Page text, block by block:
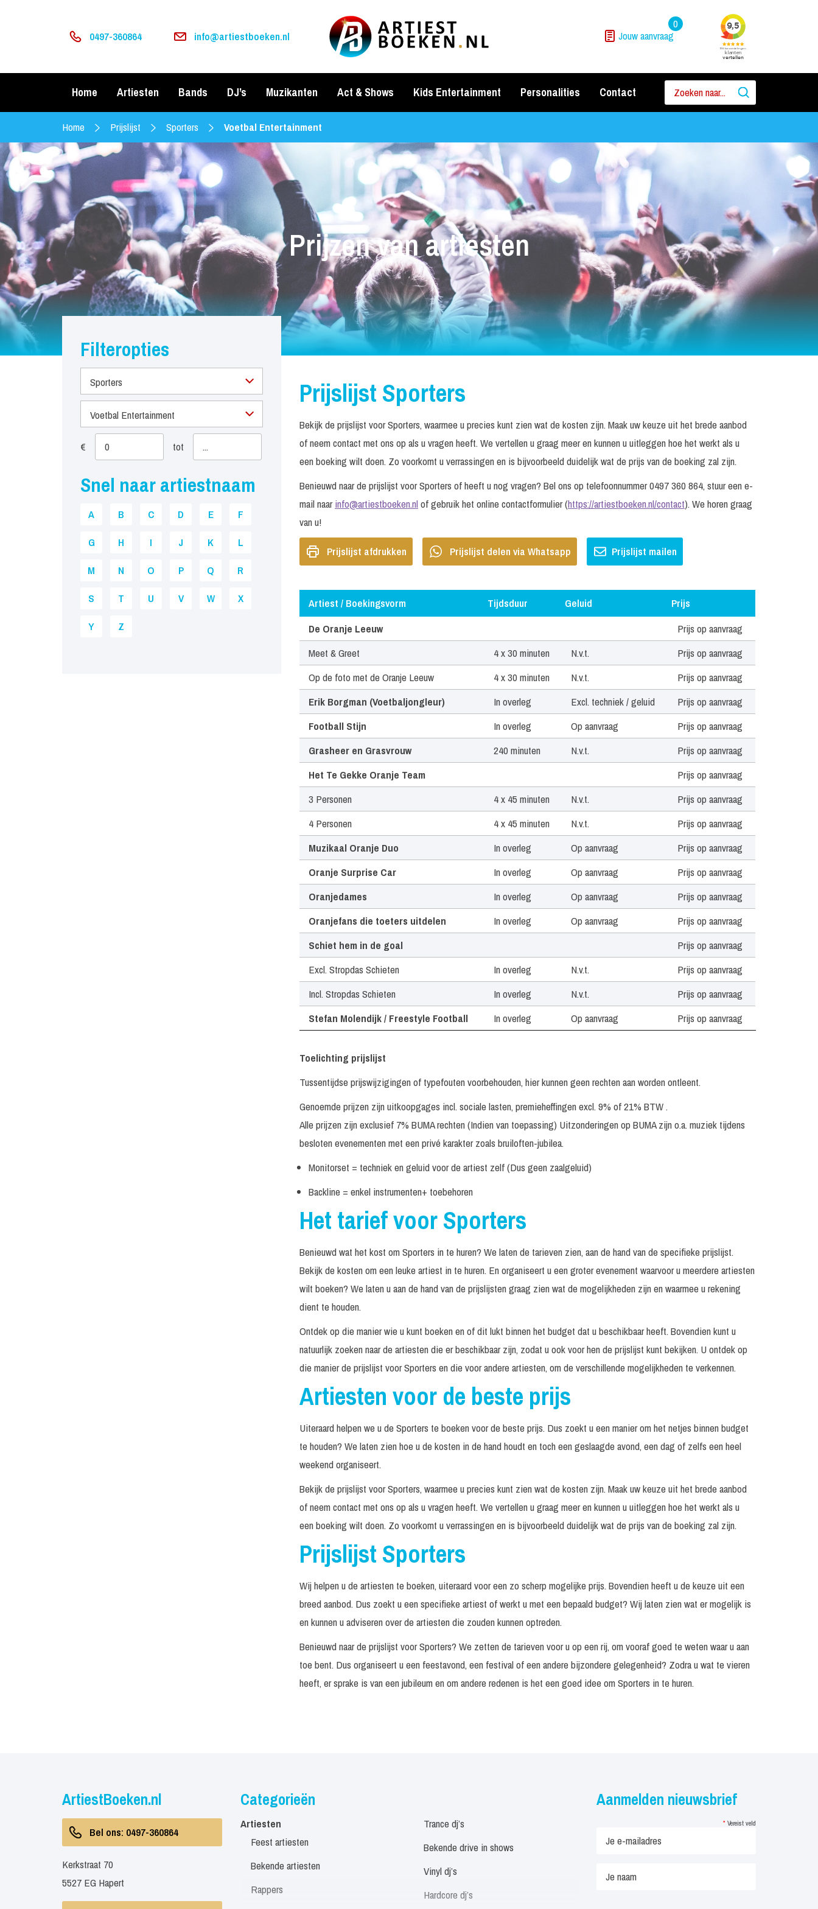
0497-360864 info@artiestboeken.nl Jouw aanvraag
0
Home Artiesten Bands DJ’s Muzikanten Act & Shows Kids Entertainment Personalities Contact
Home Prijslijst Sporters Voetbal Entertainment
Prijzen van artiesten
Filteropties
Sporters
Voetbal Entertainment
€ tot
Snel naar artiestnaam
A B C D E
F
G
H I J K
L
M
N O P Q
R
S
T U V W
X
Y
Z
Prijslijst Sporters
Bekijk de prijslijst voor Sporters, waarmee u precies kunt zien wat de kosten zijn. Maak uw keuze uit het brede aanbod
of neem contact met ons op als u vragen heeft. We vertellen u graag meer en kunnen u uitleggen hoe het werkt als u
een boeking wilt doen. Zo voorkomt u verrassingen en is bijvoorbeeld duidelijk wat de prijs van de boeking zal zijn.
Benieuwd naar de prijslijst voor Sporters of heeft u nog vragen? Bel ons op telefoonnummer 0497 360 864, stuur een e-
mail naarinfo@artiestboeken.nlof gebruik het online contactformulier (https://artiestboeken.nl/contact). We horen graag
van u!
Prijslijst afdrukken Prijslijst delen via Whatsapp Prijslijst mailen
Artiest / Boekingsvorm Tijdsduur Geluid
Prijs
Artiest / Boekingsvorm
Prijs
De Oranje Leeuw
Prijs op aanvraag
Meet & Greet
4 x 30 minuten N.v.t.
Prijs op aanvraag
Op de foto met de Oranje Leeuw
4 x 30 minuten N.v.t.
Prijs op aanvraag
Erik Borgman (Voetbaljongleur)
In overleg Excl. techniek / geluid
Prijs op aanvraag
Football Stijn
In overleg Op aanvraag
Prijs op aanvraag
Grasheer en Grasvrouw
240 minuten N.v.t.
Prijs op aanvraag
Het Te Gekke Oranje Team
Prijs op aanvraag
3 Personen
4 x 45 minuten N.v.t.
Prijs op aanvraag
4 Personen
4 x 45 minuten N.v.t.
Prijs op aanvraag
Muzikaal Oranje Duo
In overleg Op aanvraag
Prijs op aanvraag
Oranje Surprise Car
In overleg Op aanvraag
Prijs op aanvraag
Oranjedames
In overleg Op aanvraag
Prijs op aanvraag
Oranjefans die toeters uitdelen
In overleg Op aanvraag
Prijs op aanvraag
Schiet hem in de goal
Prijs op aanvraag
Excl. Stropdas Schieten
In overleg N.v.t.
Prijs op aanvraag
Incl. Stropdas Schieten
In overleg N.v.t.
Prijs op aanvraag
Stefan Molendijk / Freestyle Football
In overleg Op aanvraag
Prijs op aanvraag
TomV Freestyle Voetbal
Voetbal Attracties
In overleg Op aanvraag
Voetbal Jongleur - Marco Bonisimo
25 minuten
Voetbaljongleur
In overleg
Walking Table - Oranje
4 x 45 minuten N.v.t.
WK Voetbal Meisjes
Toelichting prijslijst
Tussentijdse prijswijzigingen of typefouten voorbehouden, hier kunnen geen rechten aan worden ontleent.
Genoemde prijzen zijn uitkoopgages incl. sociale lasten, premieheffingen excl. 9% of 21% BTW .
Alle prijzen zijn exclusief 7% BUMA rechten (Indien van toepassing) Uitzonderingen op BUMA zijn o.a. muziek tijdens
besloten evenementen met een privé karakter zoals bruiloften-jubilea.
Monitorset = techniek en geluid voor de artiest zelf (Dus geen zaalgeluid)
Backline = enkel instrumenten+ toebehoren
Het tarief voor Sporters
Benieuwd wat het kost om Sporters in te huren? We laten de tarieven zien, aan de hand van de specifieke prijslijst.
Bekijk de kosten om een leuke artiest in te huren. En organiseert u een groter evenement waarvoor u meerdere artiesten
wilt boeken? We laten u aan de hand van de prijslijsten graag zien wat de mogelijkheden zijn en waarmee u rekening
dient te houden.
Ontdek op die manier wie u kunt boeken en of dit lukt binnen het budget dat u beschikbaar heeft. Bovendien kunt u
natuurlijk zoeken naar de artiesten die er beschikbaar zijn, zodat u ook voor hen de prijslijst kunt bekijken. U ontdek op
die manier de prijslijst voor Sporters en die voor andere artiesten, om de verschillende mogelijkheden te verkennen.
Artiesten voor de beste prijs
Uiteraard helpen we u de Sporters te boeken voor de beste prijs. Dus zoekt u een manier om het netjes binnen budget
te houden? We laten zien hoe u de kosten in de hand houdt en toch een geslaagde avond, een dag of zelfs een heel
weekend organiseert.
Bekijk de prijslijst voor Sporters, waarmee u precies kunt zien wat de kosten zijn. Maak uw keuze uit het brede aanbod
of neem contact met ons op als u vragen heeft. We vertellen u graag meer en kunnen u uitleggen hoe het werkt als u
een boeking wilt doen. Zo voorkomt u verrassingen en is bijvoorbeeld duidelijk wat de prijs van de boeking zal zijn.
Prijslijst Sporters
Wij helpen u de artiesten te boeken, uiteraard voor een zo scherp mogelijke prijs. Bovendien heeft u de keuze uit een
breed aanbod. Dus zoekt u een specifieke artiest of werkt u met een bepaald budget? Wij laten zien wat er mogelijk is
en kunnen u adviseren over de artiesten die zouden kunnen optreden.
Benieuwd naar de prijslijst voor Sporters? We zetten de tarieven voor u op een rij, om vooraf goed te weten waar u aan
toe bent. Dus organiseert u een feestavond, een festival of een andere bijzondere gelegenheid? Zodra u wat te vieren
heeft, er sprake is van een jubileum en om andere redenen is het een goed idee om Sporters in te huren.
ArtiestBoeken.nl
Bel ons: 0497-360864
Kerkstraat 70
5527 EG Hapert
Categorieën
Artiesten
Feest artiesten
Bekende artiesten
Rappers
Trance dj’s
Bekende drive in shows
Vinyl dj’s
Hardcore dj’s
Aanmelden nieuwsbrief
* Vereist veld